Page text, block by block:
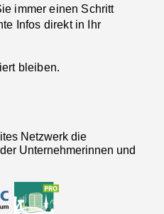
immer einen Schritt
Infos direkt in Ihr
bleiben.
Netzwerk die
Unternehmerinnen und